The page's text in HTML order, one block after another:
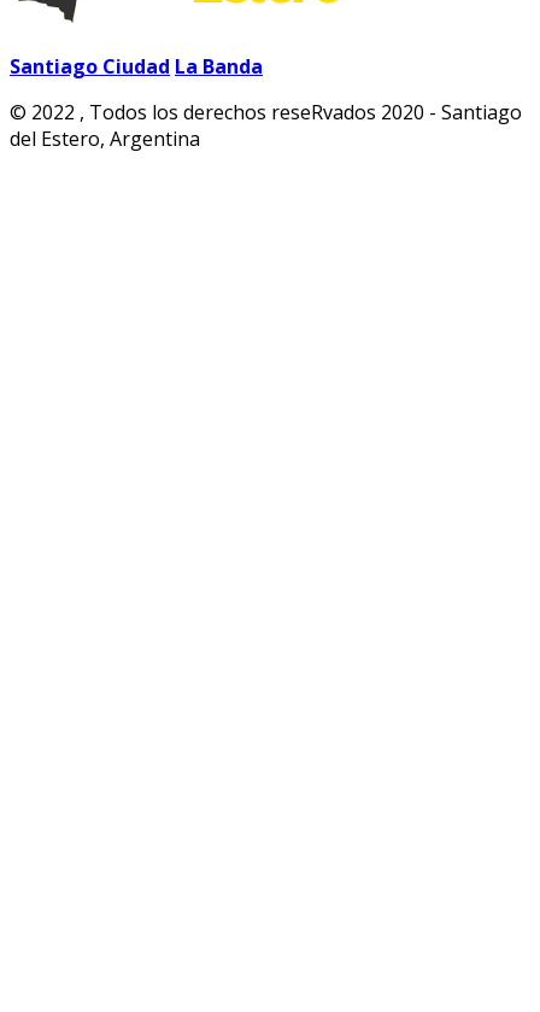
Santiago Ciudad La Banda
© 2022 , Todos los derechos reseRvados 2020 - Santiago
del Estero, Argentina